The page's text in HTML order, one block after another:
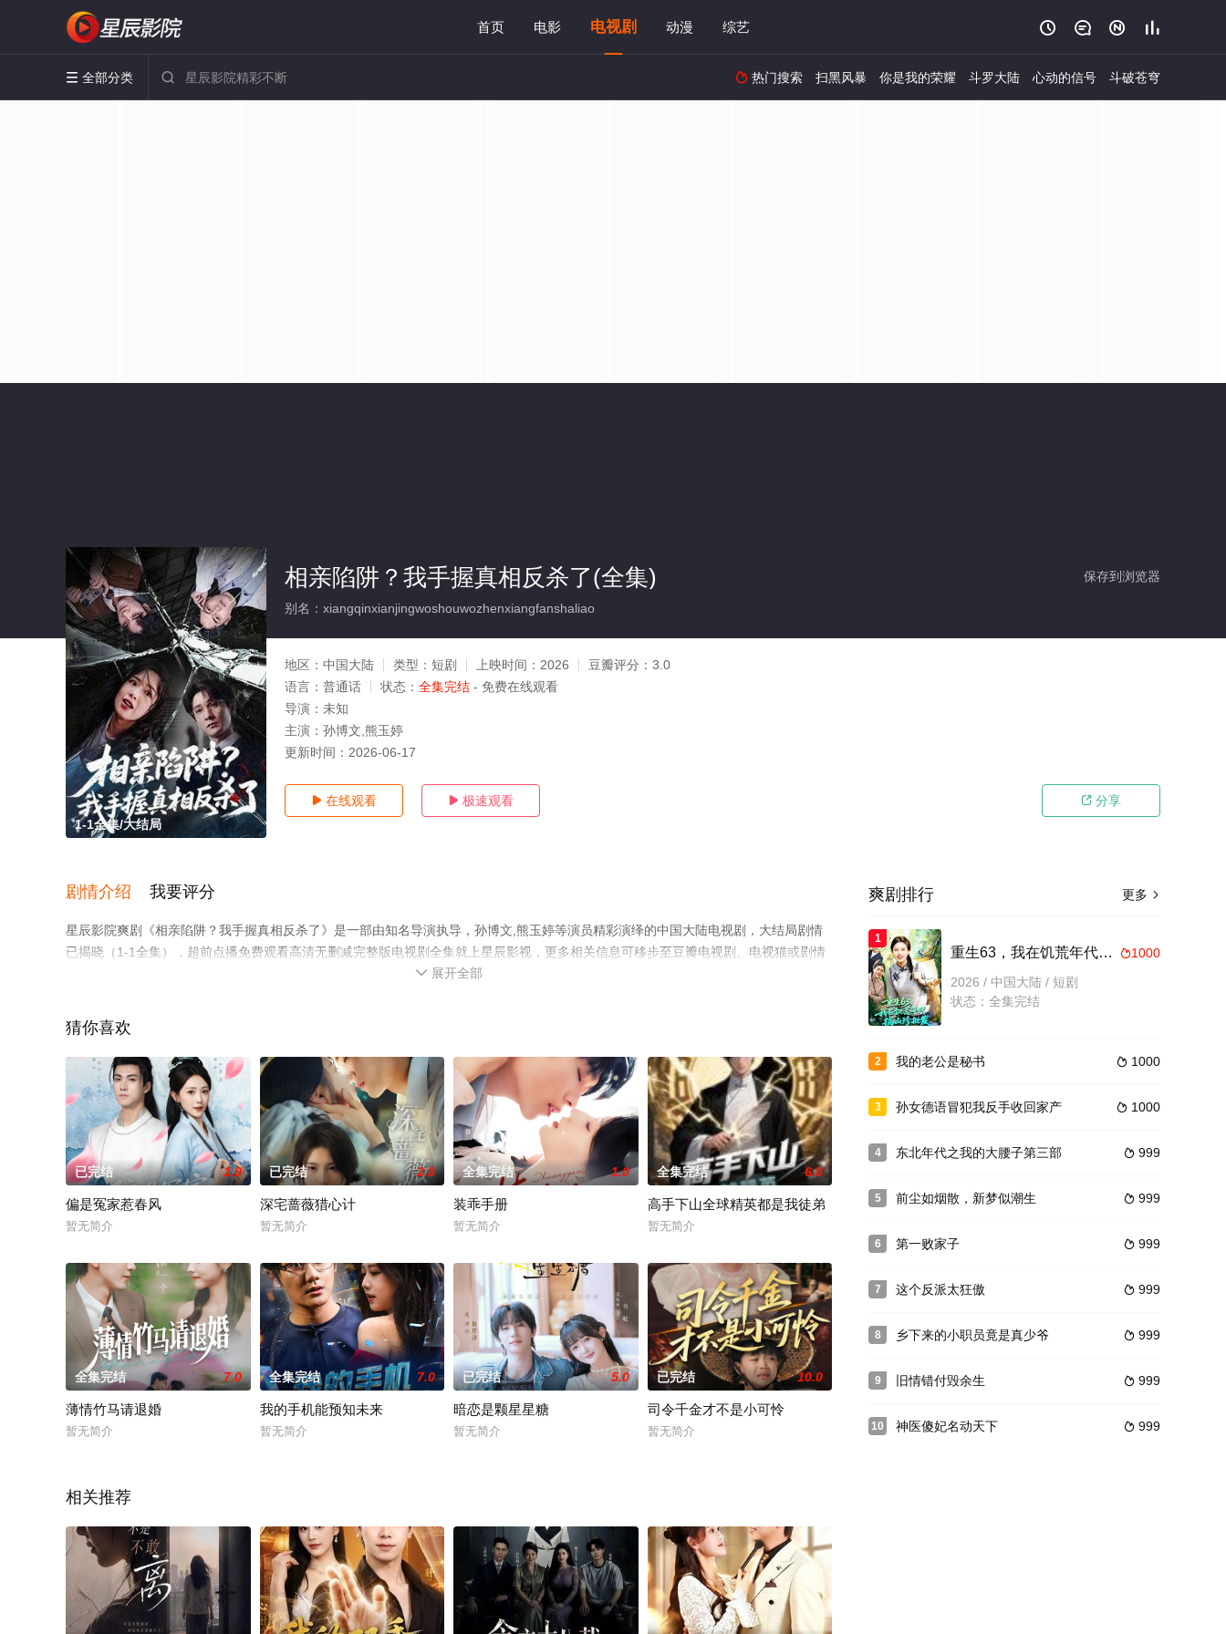
首页 电影 电视剧 动漫 综艺    
 全部分类   热门搜索 扫黑风暴 你是我的荣耀 斗罗大陆 心动的信号 斗破苍穹
1-1全集/大结局
保存到浏览器
相亲陷阱？我手握真相反杀了(全集)
别名：xiangqinxianjingwoshouwozhenxiangfanshaliao
地区： 中国大陆 类型： 短剧 上映时间： 2026 豆瓣评分： 3.0
语言： 普通话 状态： 全集完结 - 免费在线观看
导演： 未知
主演： 孙博文,熊玉婷
更新时间： 2026-06-17
 在线观看  极速观看  分享
剧情介绍 我要评分
星辰影院爽剧《相亲陷阱？我手握真相反杀了》是一部由知名导演执导，孙博文,熊玉婷等演员精彩演绎的中国大陆电视剧，大结局剧情
已揭晓（1-1全集），超前点播免费观看高清无删减完整版电视剧全集就上星辰影视，更多相关信息可移步至豆瓣电视剧、电视猫或剧情
 展开全部
猜你喜欢
已完结 1.0
偏是冤家惹春风
暂无简介
已完结 2.0
深宅蔷薇猎心计
暂无简介
全集完结 1.0
装乖手册
暂无简介
全集完结 6.0
高手下山全球精英都是我徒弟
暂无简介
全集完结 7.0
薄情竹马请退婚
暂无简介
全集完结 7.0
我的手机能预知未来
暂无简介
已完结 5.0
暗恋是颗星星糖
暂无简介
已完结 10.0
司令千金才不是小可怜
暂无简介
相关推荐
更多 
爽剧排行
1
1000
重生63，我在饥荒年代搞山珍批发
2026 / 中国大陆 / 短剧
状态：全集完结
2  1000
我的老公是秘书
3  1000
孙女德语冒犯我反手收回家产
4  999
东北年代之我的大腰子第三部
5  999
前尘如烟散，新梦似潮生
6  999
第一败家子
7  999
这个反派太狂傲
8  999
乡下来的小职员竟是真少爷
9  999
旧情错付毁余生
10  999
神医傻妃名动天下